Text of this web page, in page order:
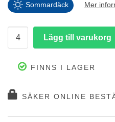
Sommardäck Mer
FINNS I LAGER
SÄKER ONLINE